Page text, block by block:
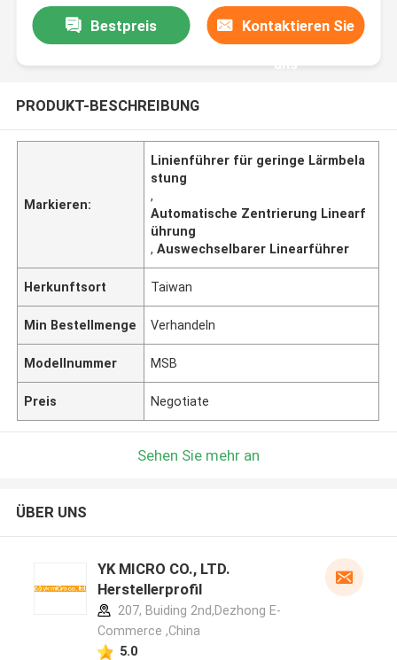
Bestpreis Kontaktieren Sie
uns
PRODUKT-BESCHREIBUNG
Markieren:
Linienführer für geringe Lärmbela
stung
,
Automatische Zentrierung Linearf
ührung
,Auswechselbarer Linearführer
Herkunftsort Taiwan
Min Bestellmenge Verhandeln
Modellnummer MSB
Preis Negotiate
Sehen Sie mehr an
ÜBER UNS
YK MICRO CO., LTD.
Herstellerprofil
207, Buiding 2nd,Dezhong E-
Commerce ,China
5.0